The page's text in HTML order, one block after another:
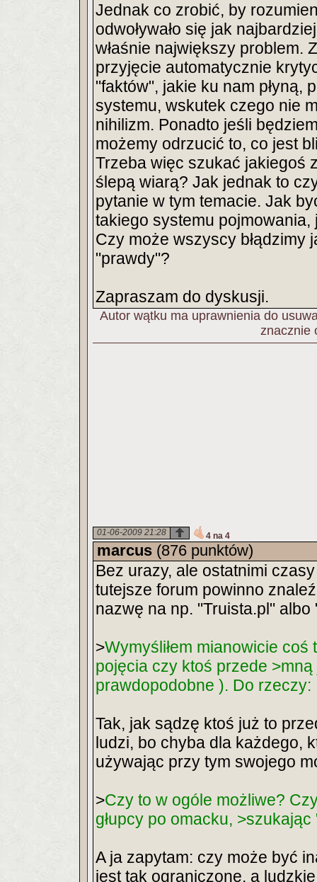
Jednak co zrobić, by
odwoływało się jak
właśnie największy problem.
przyjęcie automatycznie
"faktów", jakie ku nam płyną,
systemu, wskutek czego nie
nihilizm. Ponadto jeśli
możemy odrzucić to, co jest
Trzeba więc szukać jakiegoś
ślepą wiarą? Jak jednak to
pytanie w tym temacie. Jak
takiego systemu
Czy może wszyscy błądzimy
"prawdy"?
Zapraszam do dyskusji.
Autor wątku ma uprawnienia do
znacznie
01-06-2009 21:28 4 na 4
marcus (876 punktów)
Bez urazy, ale ostatnimi
tutejsze forum powinno
nazwę na np. "Truista.pl"
>Wymyśliłem mianowicie
pojęcia czy ktoś przede >mną
prawdopodobne ). Do rzeczy:
Tak, jak sądzę ktoś już to
ludzi, bo chyba dla każdego,
używając przy tym swojego
>Czy to w ogóle możliwe?
głupcy po omacku,
A ja zapytam: czy może być
jest tak ograniczone, a